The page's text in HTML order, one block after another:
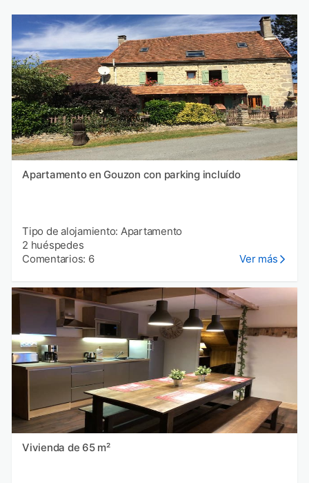
Apartamento en Gouzon con parking incluído
Tipo de alojamiento: Apartamento
2 huéspedes
Comentarios: 6
Ver más
Vivienda de 65 m²